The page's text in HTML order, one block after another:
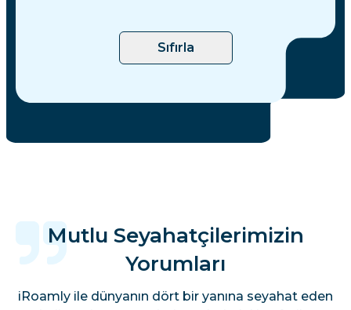
Sıfırla
Mutlu Seyahatçilerimizin
Yorumları
iRoamly ile dünyanın dört bir yanına seyahat eden